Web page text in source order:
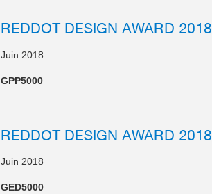
REDDOT DESIGN AWARD 2018
Juin 2018
GPP5000
REDDOT DESIGN AWARD 2018
Juin 2018
GED5000